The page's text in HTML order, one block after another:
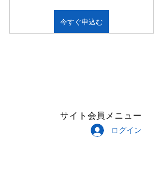
今すぐ申込む
サイト会員メニュー
ログイン